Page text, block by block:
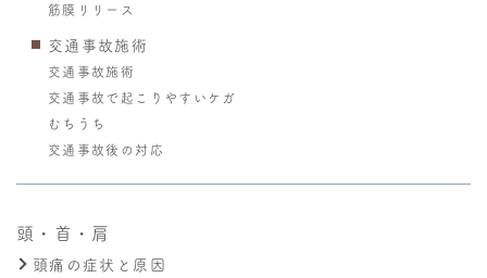
筋膜リリース
交通事故施術
交通事故施術
交通事故で起こりやすいケガ
むちうち
交通事故後の対応
頭・首・肩
頭痛の症状と原因